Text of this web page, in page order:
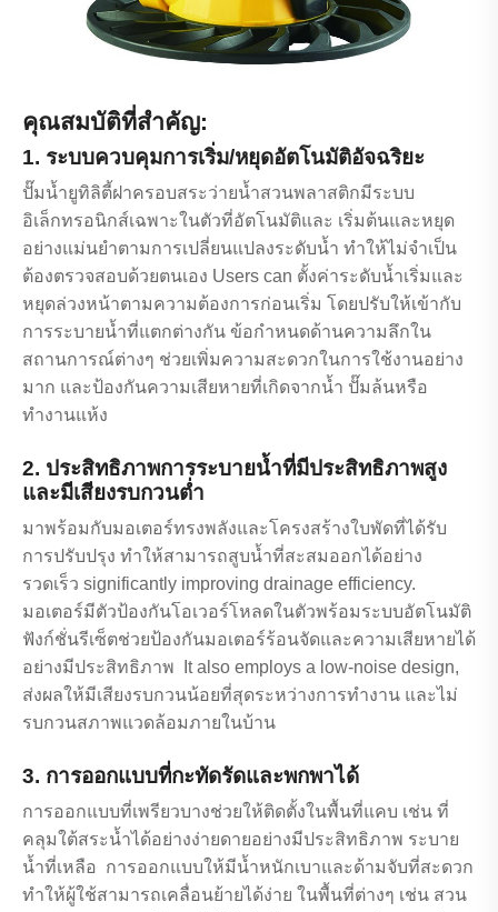
คุณสมบัติที่สำคัญ:
1. ระบบควบคุมการเริ่ม/หยุดอัตโนมัติอัจฉริยะ
ปั๊มน้ำยูทิลิตี้ฝาครอบสระว่ายน้ำสวนพลาสติกมีระบบ
อิเล็กทรอนิกส์เฉพาะในตัวที่อัตโนมัติและ เริ่มต้นและหยุด
อย่างแม่นยำตามการเปลี่ยนแปลงระดับน้ำ ทำให้ไม่จำเป็น
ต้องตรวจสอบด้วยตนเอง Users can ตั้งค่าระดับน้ำเริ่มและ
หยุดล่วงหน้าตามความต้องการก่อนเริ่ม โดยปรับให้เข้ากับ
การระบายน้ำที่แตกต่างกัน ข้อกำหนดด้านความลึกใน
สถานการณ์ต่างๆ ช่วยเพิ่มความสะดวกในการใช้งานอย่าง
มาก และป้องกันความเสียหายที่เกิดจากน้ำ ปั๊มล้นหรือ
ทำงานแห้ง
2. ประสิทธิภาพการระบายน้ำที่มีประสิทธิภาพสูง
และมีเสียงรบกวนต่ำ
มาพร้อมกับมอเตอร์ทรงพลังและโครงสร้างใบพัดที่ได้รับ
การปรับปรุง ทำให้สามารถสูบน้ำที่สะสมออกได้อย่าง
รวดเร็ว significantly improving drainage efficiency.
มอเตอร์มีตัวป้องกันโอเวอร์โหลดในตัวพร้อมระบบอัตโนมัติ
ฟังก์ชั่นรีเซ็ตช่วยป้องกันมอเตอร์ร้อนจัดและความเสียหายได้
อย่างมีประสิทธิภาพ It also employs a low-noise design,
ส่งผลให้มีเสียงรบกวนน้อยที่สุดระหว่างการทำงาน และไม่
รบกวนสภาพแวดล้อมภายในบ้าน
3. การออกแบบที่กะทัดรัดและพกพาได้
การออกแบบที่เพรียวบางช่วยให้ติดตั้งในพื้นที่แคบ เช่น ที่
คลุมใต้สระน้ำได้อย่างง่ายดายอย่างมีประสิทธิภาพ ระบาย
น้ำที่เหลือ การออกแบบให้มีน้ำหนักเบาและด้ามจับที่สะดวก
ทำให้ผู้ใช้สามารถเคลื่อนย้ายได้ง่าย ในพื้นที่ต่างๆ เช่น สวน